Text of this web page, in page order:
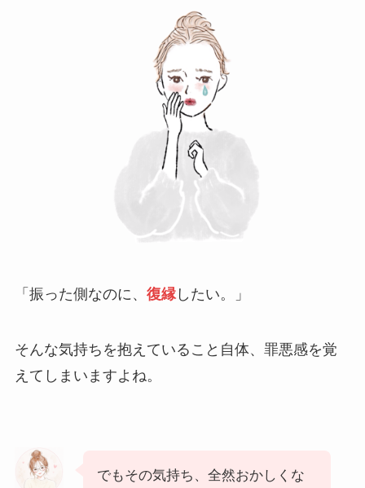
「振った側なのに、 復縁したい。」
そんな気持ちを抱えていること自体、罪悪感を覚
えてしまいますよね。
でもその気持ち、全然おかしくな